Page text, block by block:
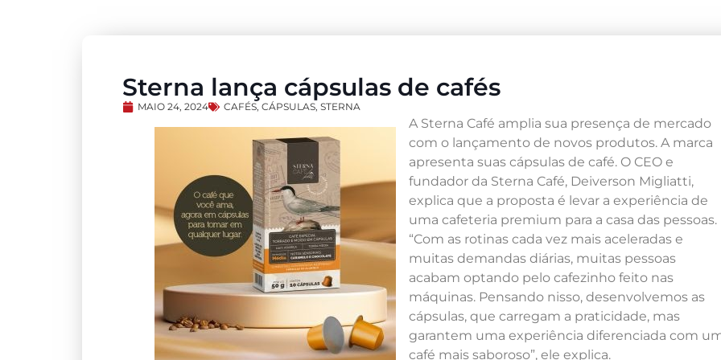
Sterna lança cápsulas de cafés
MAIO 24, 2024 CAFÉS, CÁPSULAS, STERNA
A Sterna Café amplia sua presença de mercado
com o lançamento de novos produtos. A marca
apresenta suas cápsulas de café. O CEO e
fundador da Sterna Café, Deiverson Migliatti,
explica que a proposta é levar a experiência de
uma cafeteria premium para a casa das pessoas.
“Com as rotinas cada vez mais aceleradas e
muitas demandas diárias, muitas pessoas
acabam optando pelo cafezinho feito nas
máquinas. Pensando nisso, desenvolvemos as
cápsulas, que carregam a praticidade, mas
garantem uma experiência diferenciada com
café mais saboroso”, ele explica.